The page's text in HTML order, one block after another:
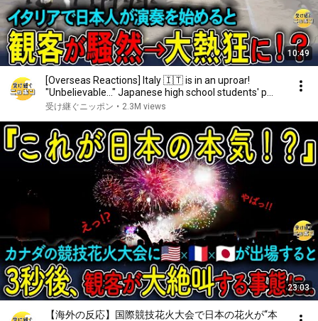
10:49
[Overseas Reactions] Italy 🇮🇹 is in an uproar!
"Unbelievable..." Japanese high school students' p...
受け継ぐニッポン • 2.3M views
23:03
【海外の反応】国際競技花火大会で日本の花火が“本